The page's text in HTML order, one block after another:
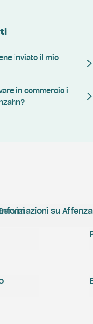
inviato il mio
in commercio i
su